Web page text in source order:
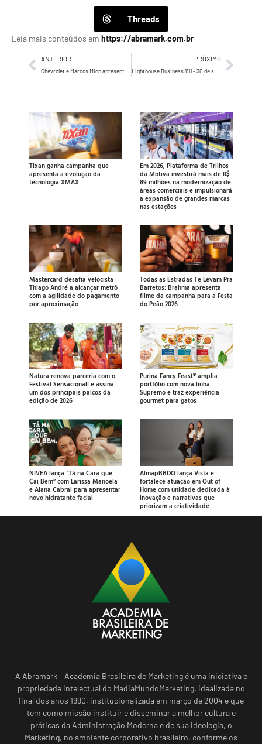
Threads
Leia mais conteúdos em https://abramark.com.br
ANTERIOR PRÓXIMO
Lighthouse Business 1111 – 30 de setembro, 01 e 02 de outubro de 2023
Tixan ganha campanha que
apresenta a evolução da
tecnologia XMAX
Em 2026, Plataforma de Trilhos
da Motiva investirá mais de R$
89 milhões na modernização de
áreas comerciais e impulsionará
a expansão de grandes marcas
nas estações
Mastercard desafia velocista
Thiago André a alcançar metrô
com a agilidade do pagamento
por aproximação
Todas as Estradas Te Levam Pra
Barretos: Brahma apresenta
filme da campanha para a Festa
do Peão 2026
Natura renova parceria com o
Festival Sensacional! e assina
um dos principais palcos da
edição de 2026
Purina Fancy Feast® amplia
portfólio com nova linha
Supremo e traz experiência
gourmet para gatos
NIVEA lança “Tá na Cara que
Cai Bem” com Larissa Manoela
e Alana Cabral para apresentar
novo hidratante facial
AlmapBBDO lança Vista e
fortalece atuação em Out of
Home com unidade dedicada à
inovação e narrativas que
priorizam a criatividade
A Abramark – Academia Brasileira de Marketing é uma iniciativa e
propriedade intelectual do MadiaMundoMarketing, idealizada no
final dos anos 1990, institucionalizada em março de 2004 e que
tem como missão instituir e disseminar a melhor cultura e
práticas da Administração Moderna e de sua ideologia, o
Marketing, no ambiente corporativo brasileiro, conforme os